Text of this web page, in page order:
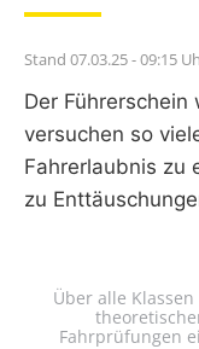
Stand 07.03.25 - 09:15
Der
versuchen so
Fahrerlaubnis zu
zu
Über alle
Fahrprüfungen